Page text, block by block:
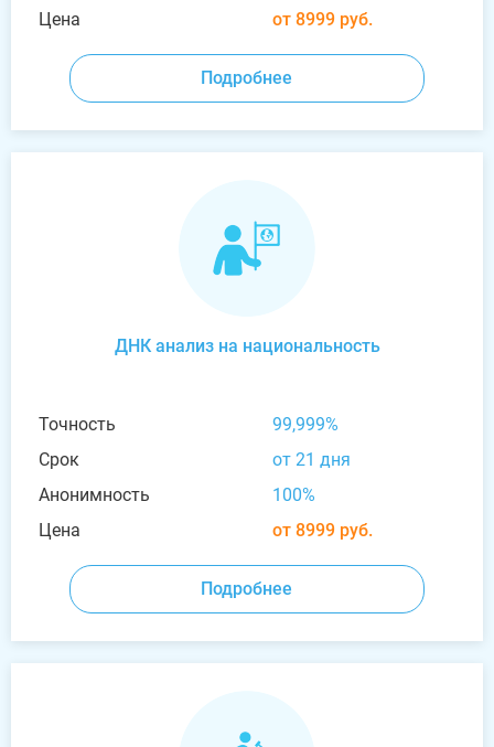
Цена
от 8999 руб.
Подробнее
ДНК анализ на национальность
Точность
99,999%
Срок
от 21 дня
Анонимность
100%
Цена
от 8999 руб.
Подробнее